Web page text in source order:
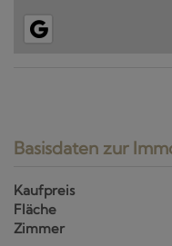
Basisdaten zur
Kaufpreis
Fläche
Zimmer